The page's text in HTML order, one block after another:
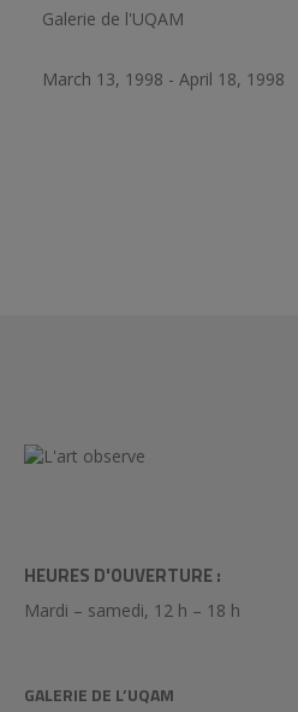
Galerie de l'UQAM
March 13, 1998 - April 18, 1998
HEURES D'OUVERTURE :
Mardi – samedi, 12 h – 18 h
GALERIE DE L’UQAM